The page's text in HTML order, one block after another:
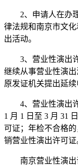
2、申请人在办
律法规和南京市文
出活动。
3、营业性演出
继续从事营业性演
原发证机关提出延续
4、营业性演出
1 月 1 日至 3 月 31
可证；年检不合格
销营业性演出许可证
南京营业性演